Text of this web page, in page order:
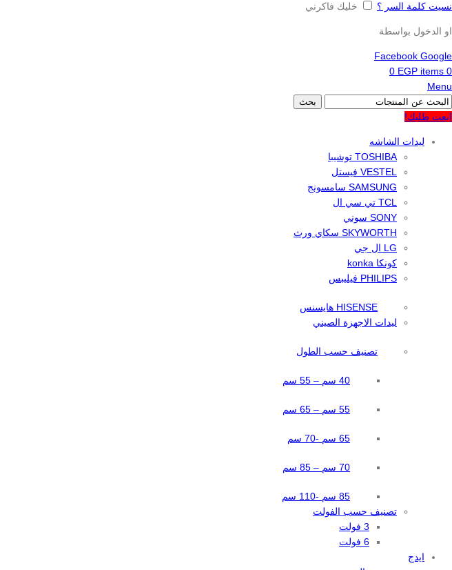
نسيت كلمة السر ؟ خليك فاكرني
او الدخول بواسطة
Facebook Google
0
items
0 EGP
Menu
بحث
ابعت طلبك!
ليدات الشاشه
TOSHIBA توشيبا
VESTEL فيستل
SAMSUNG سامسونج
TCL تي سي ال
SONY سوني
SKYWORTH سكاي ورث
LG ال جي
كونكا konka
PHILIPS فيليبس
HISENSE هايسنس
ليدات الاجهزة الصيني
تصنيف حسب الطول
40 سم – 55 سم
55 سم – 65 سم
65 سم -70 سم
70 سم – 85 سم
85 سم -110 سم
تصنيف حسب الفولت
3 فولت
6 فولت
ايدج